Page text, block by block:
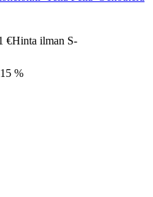
€Hinta ilman S-
%